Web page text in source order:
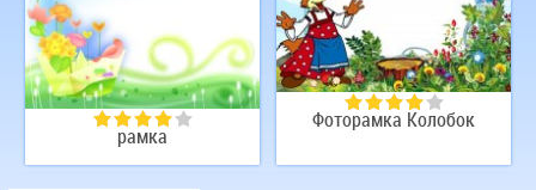
рамка
Фоторамка Колобок